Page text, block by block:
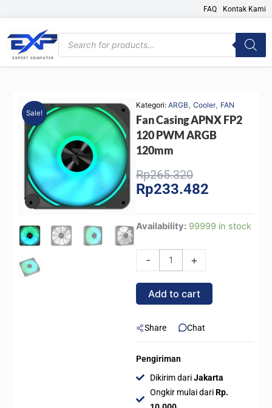
content
FAQ Kontak Kami
Products
search
Sale!
Kategori: ARGB, Cooler, FAN
Fan Casing APNX FP2
120 PWM ARGB
120mm
Rp265.320Original
price
Rp233.482
Availability: 99999 in stock
-
Fan
FP2
120
PWM
120mm
+
Add to cart
Share Chat
Pengiriman
Dikirim dariJakarta
Ongkir mulai dariRp.